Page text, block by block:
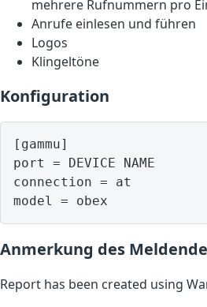
mehrere Rufnummern pro
Anrufe einlesen und führen
Logos
Klingeltöne
Konfiguration
[gammu]
port = DEVICE NAME
connection = at
model = obex
Anmerkung des
Report has been created using